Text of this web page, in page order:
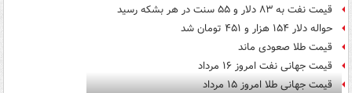
قیمت نفت به ۸۳ دلار و ۵۵ سنت در هر بشکه رسید
حواله دلار ۱۵۴ هزار و ۴۵۱ تومان شد
قیمت طلا صعودی ماند
قیمت جهانی نفت امروز ۱۶ مرداد
قیمت جهانی طلا امروز ۱۵ مرداد